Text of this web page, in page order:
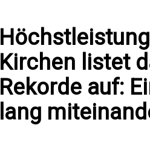
Kirchen listet
Rekorde auf:
lang